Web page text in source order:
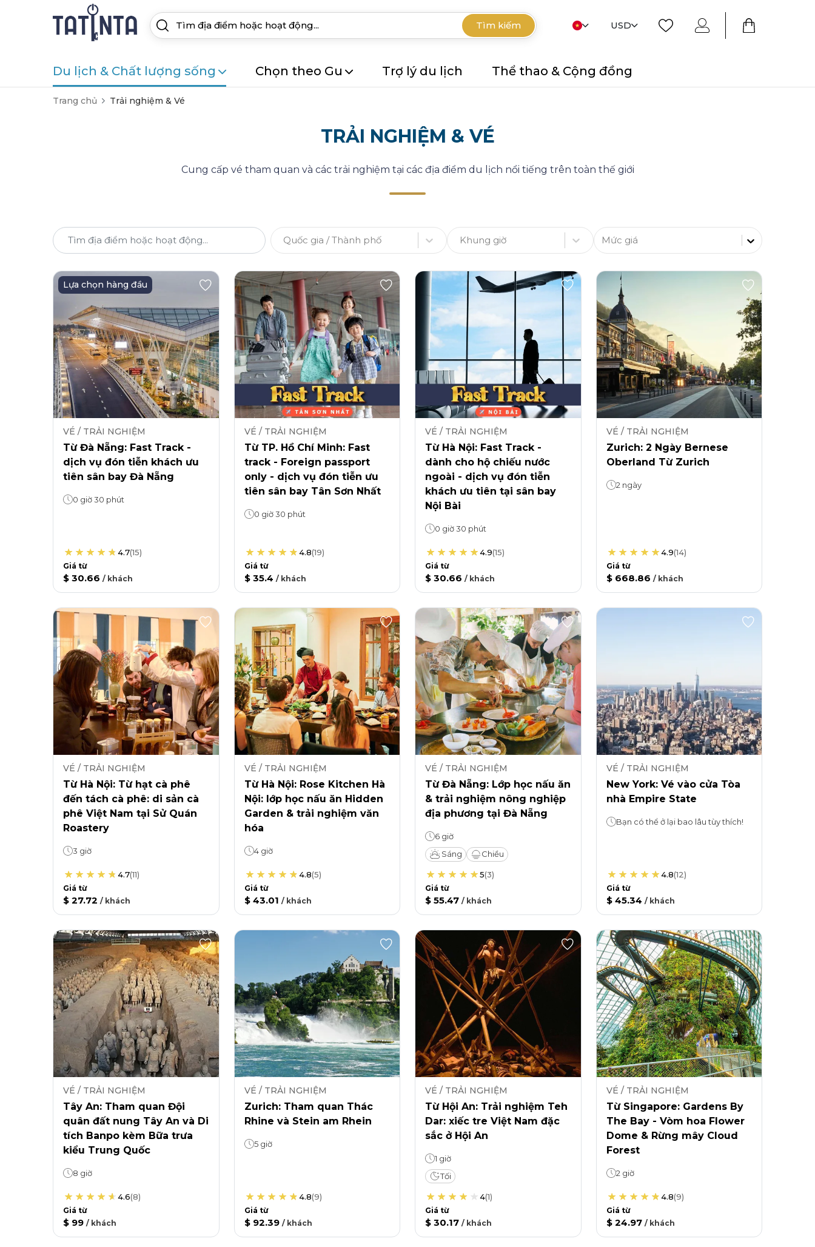
Tìm kiếm USD
Du lịch & Chất lượng sống Chọn theo Gu Trợ lý du lịch Thể thao & Cộng đồng
Trang chủ Trải nghiệm & Vé
TRẢI NGHIỆM & VÉ
Cung cấp vé tham quan và các trải nghiệm tại các địa điểm du lịch nổi tiếng trên toàn thế giới
Quốc gia / Thành phố Khung giờ Mức giá
Lựa chọn hàng đầu
VÉ / TRẢI NGHIỆM
Từ Đà Nẵng: Fast Track -
dịch vụ đón tiễn khách ưu
tiên sân bay Đà Nẵng
0 giờ 30 phút
4.7(15)
Giá từ
$ 30.66 / khách
VÉ / TRẢI NGHIỆM
Từ TP. Hồ Chí Minh: Fast
track - Foreign passport
only - dịch vụ đón tiễn ưu
tiên sân bay Tân Sơn Nhất
0 giờ 30 phút
4.8(19)
Giá từ
$ 35.4 / khách
VÉ / TRẢI NGHIỆM
Từ Hà Nội: Fast Track -
dành cho hộ chiếu nước
ngoài - dịch vụ đón tiễn
khách ưu tiên tại sân bay
Nội Bài
0 giờ 30 phút
4.9(15)
Giá từ
$ 30.66 / khách
VÉ / TRẢI NGHIỆM
Zurich: 2 Ngày Bernese
Oberland Từ Zurich
2 ngày
4.9(14)
Giá từ
$ 668.86 / khách
VÉ / TRẢI NGHIỆM
Từ Hà Nội: Từ hạt cà phê
đến tách cà phê: di sản cà
phê Việt Nam tại Sử Quán
Roastery
3 giờ
4.7(11)
Giá từ
$ 27.72 / khách
VÉ / TRẢI NGHIỆM
Từ Hà Nội: Rose Kitchen Hà
Nội: lớp học nấu ăn Hidden
Garden & trải nghiệm văn
hóa
4 giờ
4.8(5)
Giá từ
$ 43.01 / khách
VÉ / TRẢI NGHIỆM
Từ Đà Nẵng: Lớp học nấu ăn
& trải nghiệm nông nghiệp
địa phương tại Đà Nẵng
6 giờ
Sáng
Chiều
5(3)
Giá từ
$ 55.47 / khách
VÉ / TRẢI NGHIỆM
New York: Vé vào cửa Tòa
nhà Empire State
Bạn có thể ở lại bao lâu tùy thích!
4.8(12)
Giá từ
$ 45.34 / khách
VÉ / TRẢI NGHIỆM
Tây An: Tham quan Đội
quân đất nung Tây An và Di
tích Banpo kèm Bữa trưa
kiểu Trung Quốc
8 giờ
4.6(8)
Giá từ
$ 99 / khách
VÉ / TRẢI NGHIỆM
Zurich: Tham quan Thác
Rhine và Stein am Rhein
5 giờ
4.8(9)
Giá từ
$ 92.39 / khách
VÉ / TRẢI NGHIỆM
Từ Hội An: Trải nghiệm Teh
Dar: xiếc tre Việt Nam đặc
sắc ở Hội An
1 giờ
Tối
4(1)
Giá từ
$ 30.17 / khách
VÉ / TRẢI NGHIỆM
Từ Singapore: Gardens By
The Bay - Vòm hoa Flower
Dome & Rừng mây Cloud
Forest
2 giờ
4.8(9)
Giá từ
$ 24.97 / khách